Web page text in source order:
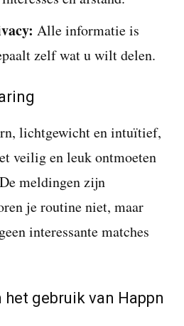
Alle informatie is
zelf wat u wilt delen.
lichtgewicht en intuïtief,
veilig en leuk ontmoeten
meldingen zijn
je routine niet, maar
interessante matches
gebruik van Happn